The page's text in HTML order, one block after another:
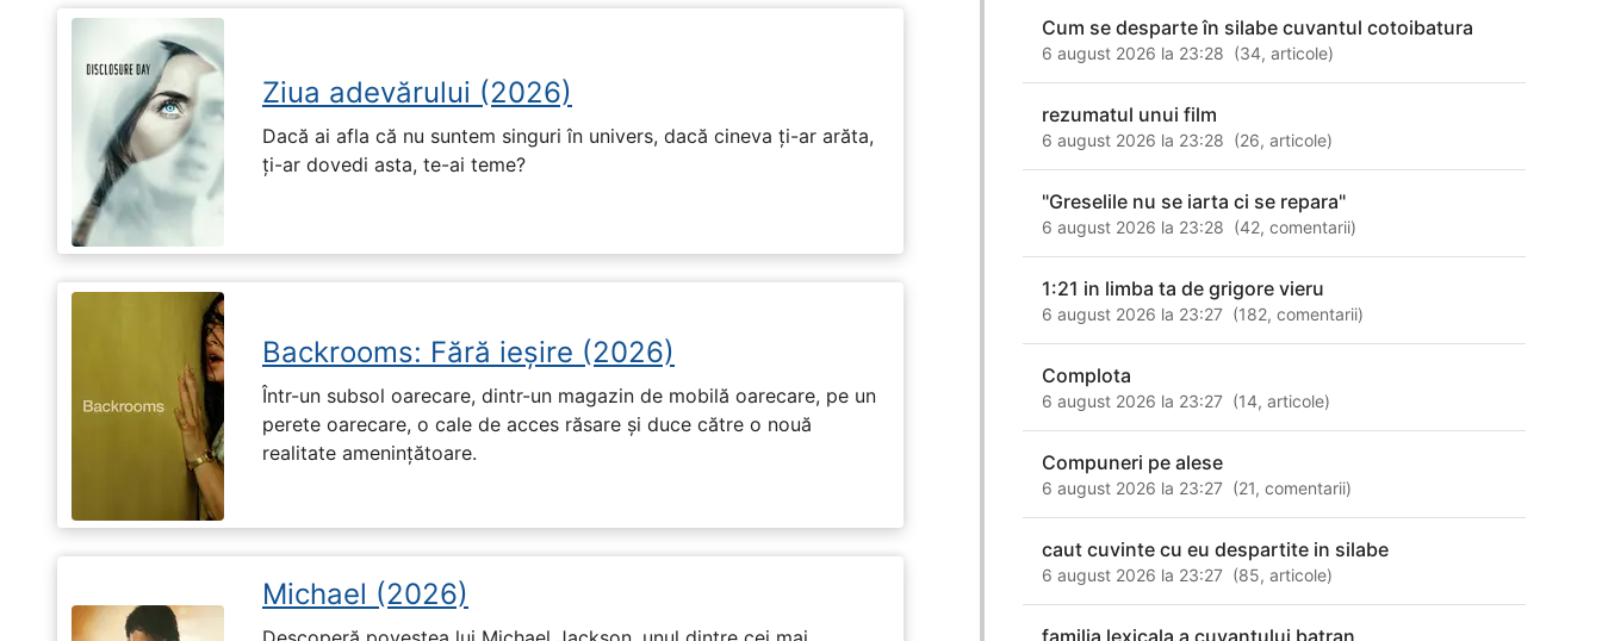
Ziua adevărului (2026)
Dacă ai afla că nu suntem singuri în univers, dacă cineva ți-ar arăta,
ți-ar dovedi asta, te-ai teme?
Backrooms: Fără ieșire (2026)
Într-un subsol oarecare, dintr-un magazin de mobilă oarecare, pe un
perete oarecare, o cale de acces răsare și duce către o nouă
realitate amenințătoare.
Michael (2026)
Cum se desparte în silabe cuvantul cotoibatura
6 august 2026 la 23:28 (34,articole)
rezumatul unui film
6 august 2026 la 23:28 (26,articole)
"Greselile nu se iarta ci se repara"
6 august 2026 la 23:28 (42,comentarii)
1:21 in limba ta de grigore vieru
6 august 2026 la 23:27 (182,comentarii)
Complota
6 august 2026 la 23:27 (14,articole)
Compuneri pe alese
6 august 2026 la 23:27 (21,comentarii)
caut cuvinte cu eu despartite in silabe
6 august 2026 la 23:27 (85,articole)
familia lexicala a cuvantului batran